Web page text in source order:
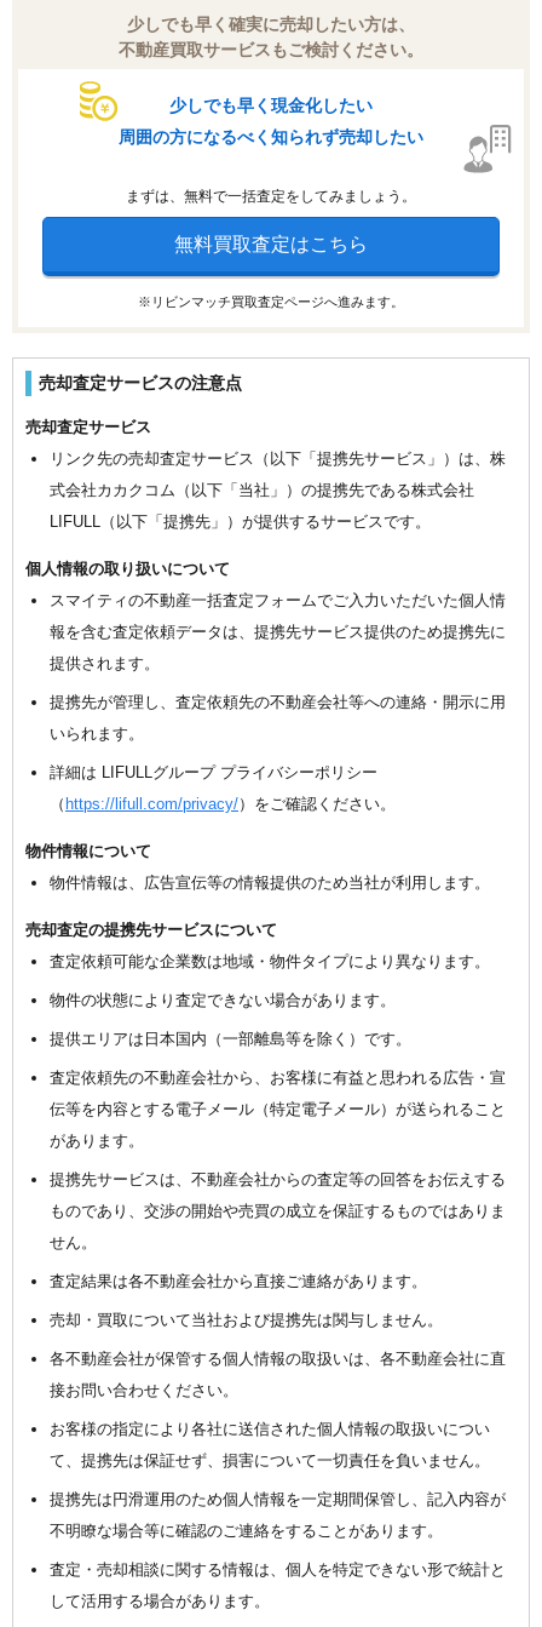
少しでも早く確実に売却したい方は、
不動産買取サービスもご検討ください。
少しでも早く現金化したい
周囲の方になるべく知られず売却したい
まずは、無料で一括査定をしてみましょう。
無料買取査定はこちら
※リビンマッチ買取査定ページへ進みます。
売却査定サービスの注意点
売却査定サービス
リンク先の売却査定サービス（以下「提携先サービス」）は、株
式会社カカクコム（以下「当社」）の提携先である株式会社
LIFULL（以下「提携先」）が提供するサービスです。
個人情報の取り扱いについて
スマイティの不動産一括査定フォームでご入力いただいた個人情
報を含む査定依頼データは、提携先サービス提供のため提携先に
提供されます。
提携先が管理し、査定依頼先の不動産会社等への連絡・開示に用
いられます。
詳細は LIFULLグループ プライバシーポリシー
（ https://lifull.com/privacy/）をご確認ください。
物件情報について
物件情報は、広告宣伝等の情報提供のため当社が利用します。
売却査定の提携先サービスについて
査定依頼可能な企業数は地域・物件タイプにより異なります。
物件の状態により査定できない場合があります。
提供エリアは日本国内（一部離島等を除く）です。
査定依頼先の不動産会社から、お客様に有益と思われる広告・宣
伝等を内容とする電子メール（特定電子メール）が送られること
があります。
提携先サービスは、不動産会社からの査定等の回答をお伝えする
ものであり、交渉の開始や売買の成立を保証するものではありま
せん。
査定結果は各不動産会社から直接ご連絡があります。
売却・買取について当社および提携先は関与しません。
各不動産会社が保管する個人情報の取扱いは、各不動産会社に直
接お問い合わせください。
お客様の指定により各社に送信された個人情報の取扱いについ
て、提携先は保証せず、損害について一切責任を負いません。
提携先は円滑運用のため個人情報を一定期間保管し、記入内容が
不明瞭な場合等に確認のご連絡をすることがあります。
査定・売却相談に関する情報は、個人を特定できない形で統計と
して活用する場合があります。